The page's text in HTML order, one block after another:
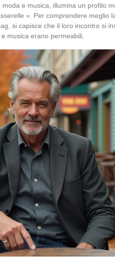
e musica, illumina un profilo
». Per comprendere meglio
si capisce che il loro incontro si
musica erano permeabili.